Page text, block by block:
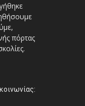
πόρτας